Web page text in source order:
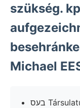
szükség.
Michael
בעס Társulatunk 576,000), ve- stammen.